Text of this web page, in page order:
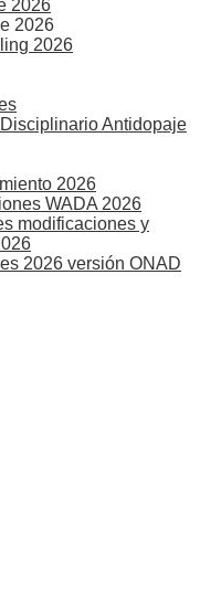
2026
2026
2026
Antidopaje
2026
WADA 2026
modificaciones y
2026 versión ONAD